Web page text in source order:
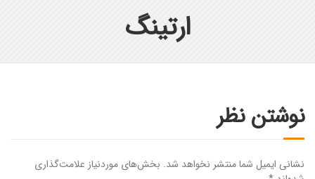
ارتینگ
نوشتن نظر
نشانی ایمیل شما منتشر نخواهد شد. بخش‌های موردنیاز علامت‌گذاری